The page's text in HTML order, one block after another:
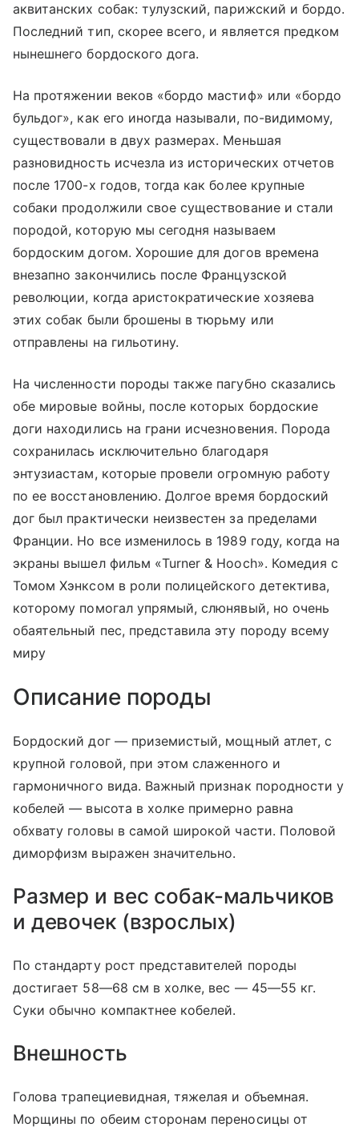
аквитанских собак: тулузский, парижский и бордо.
Последний тип, скорее всего, и является предком
нынешнего бордоского дога.
На протяжении веков «бордо мастиф» или «бордо
бульдог», как его иногда называли, по-видимому,
существовали в двух размерах. Меньшая
разновидность исчезла из исторических отчетов
после 1700-х годов, тогда как более крупные
собаки продолжили свое существование и стали
породой, которую мы сегодня называем
бордоским догом. Хорошие для догов времена
внезапно закончились после Французской
революции, когда аристократические хозяева
этих собак были брошены в тюрьму или
отправлены на гильотину.
На численности породы также пагубно сказались
обе мировые войны, после которых бордоские
доги находились на грани исчезновения. Порода
сохранилась исключительно благодаря
энтузиастам, которые провели огромную работу
по ее восстановлению. Долгое время бордоский
дог был практически неизвестен за пределами
Франции. Но все изменилось в 1989 году, когда на
экраны вышел фильм «Turner & Hooch». Комедия с
Томом Хэнксом в роли полицейского детектива,
которому помогал упрямый, слюнявый, но очень
обаятельный пес, представила эту породу всему
миру
Описание породы
Бордоский дог — приземистый, мощный атлет, с
крупной головой, при этом слаженного и
гармоничного вида. Важный признак породности у
кобелей — высота в холке примерно равна
обхвату головы в самой широкой части. Половой
диморфизм выражен значительно.
Размер и вес собак-мальчиков
и девочек (взрослых)
По стандарту рост представителей породы
достигает 58—68 см в холке, вес — 45—55 кг.
Суки обычно компактнее кобелей.
Внешность
Голова трапециевидная, тяжелая и объемная.
Морщины по обеим сторонам переносицы от